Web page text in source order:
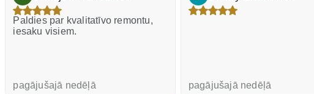
Paldies par kvalitatīvo remontu,
iesaku visiem.
pagājušajā nedēļā pagājušajā nedēļā